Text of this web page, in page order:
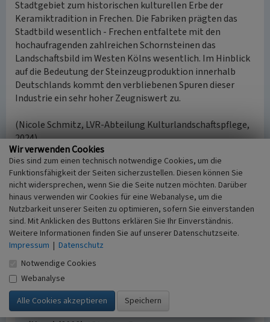
Stadtgebiet zum historischen kulturellen Erbe der
Keramiktradition in Frechen. Die Fabriken prägten das
Stadtbild wesentlich - Frechen entfaltete mit den
hochaufragenden zahlreichen Schornsteinen das
Landschaftsbild im Westen Kölns wesentlich. Im Hinblick
auf die Bedeutung der Steinzeugproduktion innerhalb
Deutschlands kommt den verbliebenen Spuren dieser
Industrie ein sehr hoher Zeugniswert zu.
(Nicole Schmitz, LVR-Abteilung Kulturlandschaftspflege,
2024)
Literatur
Kiegelmann, Franz J. (2003) Sozial- und
Wirtschaftsgeschichte Frechens im 19. Jahrhundert.
Die Entwicklung von einer Landgemeinde zu einer
Industriegemeinde. (Ortstermine. Historische Funde
und Befunde aus der deutschen Provinz, Band 14.)
Siegburg.
Ostermann, Theodor / Stadtarchiv Frechen (Hrsg.)
(1967)
Plück, Christian; Mayerhofer, Bernd; Madsack,
Werner; Schumacher, Reinhard / Stadtarchiv Frechen
Wir verwenden Cookies
Dies sind zum einen technisch notwendige Cookies, um die
Funktionsfähigkeit der Seiten sicherzustellen. Diesen können Sie
nicht widersprechen, wenn Sie die Seite nutzen möchten. Darüber
hinaus verwenden wir Cookies für eine Webanalyse, um die
Nutzbarkeit unserer Seiten zu optimieren, sofern Sie einverstanden
sind. Mit Anklicken des Buttons erklären Sie Ihr Einverständnis.
Weitere Informationen finden Sie auf unserer Datenschutzseite.
Impressum | Datenschutz
Notwendige Cookies
Webanalyse